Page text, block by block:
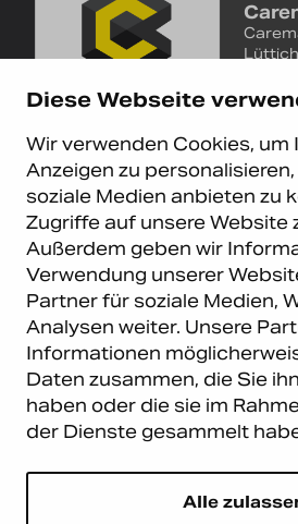
Diese Webseite
Wir verwenden Cookies, um
Anzeigen zu
soziale Medien anbieten zu
Zugriffe auf unsere Website
Außerdem geben wir
Verwendung unserer
Partner für soziale Medien,
Analysen weiter. Unsere
Informationen
Daten zusammen, die Sie
haben oder die sie im
der Dienste gesammelt
Alle
©
GmbH.
Carema Warehouse
Carema Hardware BV
Bohemenstraat 9
8028 SB Zwolle
Niederlande
Newsletter abonnieren